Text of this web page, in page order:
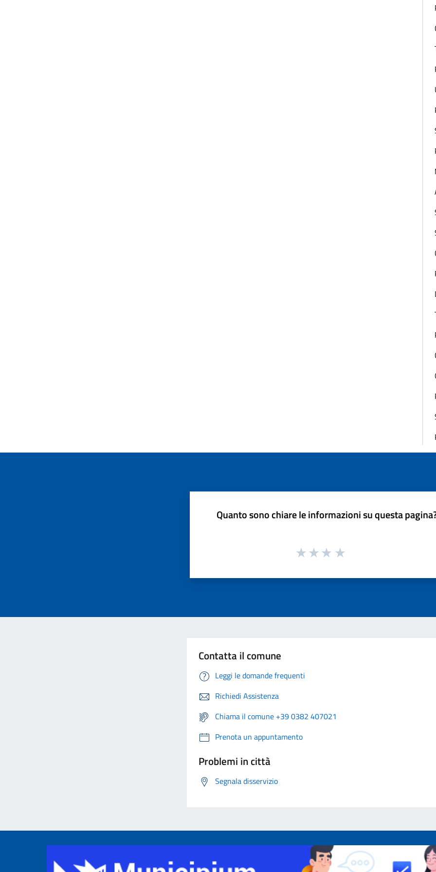
Quanto sono chiare le informazioni su questa
Contatta il comune
Leggi le domande frequenti
Richiedi Assistenza
Chiama il comune +39 0382 407021
Prenota un appuntamento
Problemi in città
Segnala disservizio